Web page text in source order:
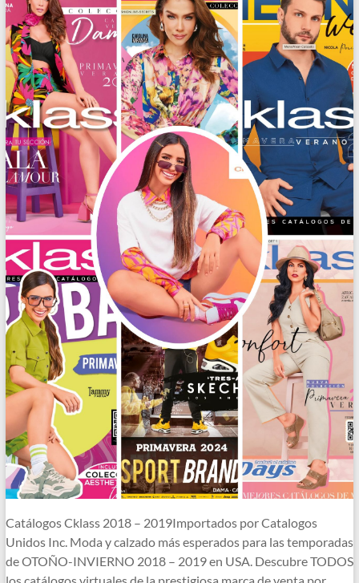
Catálogos Cklass 2018 – 2019Importados por Catalogos
Unidos Inc. Moda y calzado más esperados para las temporadas
de OTOÑO-INVIERNO 2018 – 2019 en USA. Descubre TODOS